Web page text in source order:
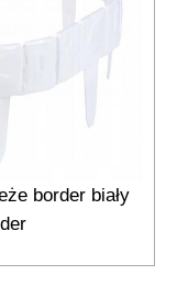
border biały